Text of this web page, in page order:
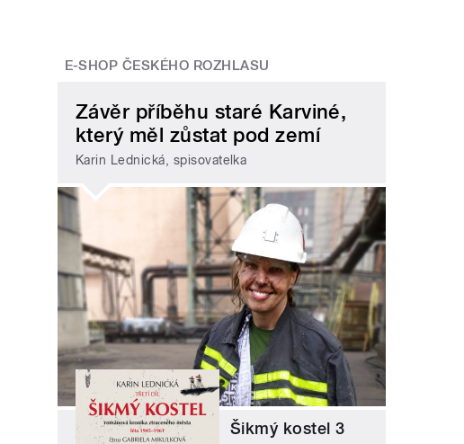
E-SHOP ČESKÉHO ROZHLASU
Závěr příběhu staré Karviné,
který měl zůstat pod zemí
Karin Lednická, spisovatelka
Šikmý kostel 3